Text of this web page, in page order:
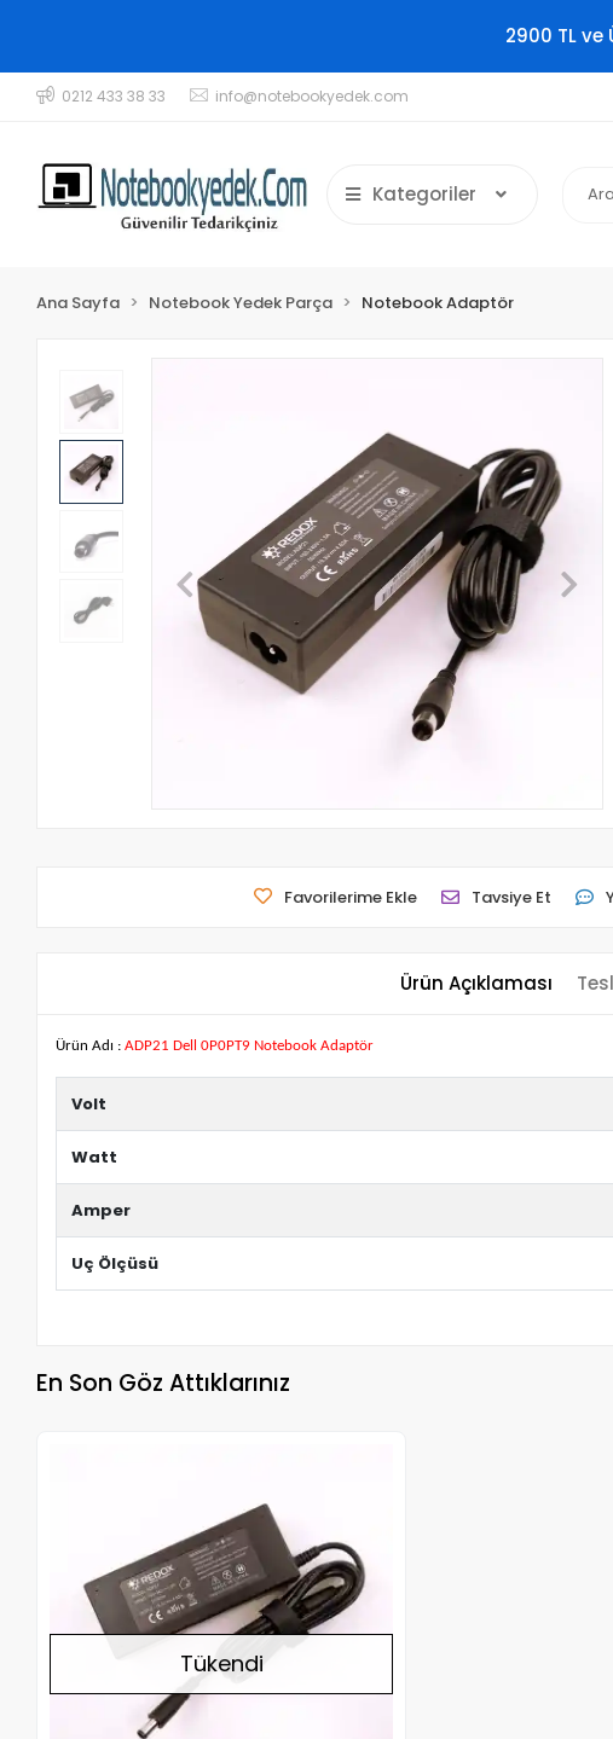
2900 TL ve
0212 433 38 33 info@notebookyedek.com
Kategoriler
Ana Sayfa Notebook Yedek Parça Notebook Adaptör
Favorilerime Ekle Tavsiye Et
Ürün Açıklaması
Ürün Adı : ADP21 Dell 0P0PT9 Notebook Adaptör
Volt
Watt
Amper
Uç Ölçüsü
En Son Göz Attıklarınız
Tükendi